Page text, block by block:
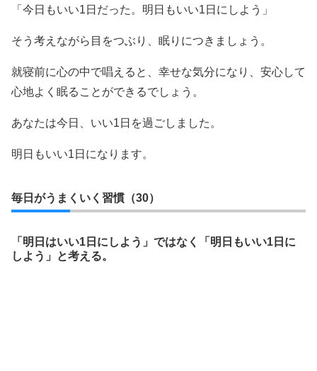
「今日もいい1日だった。明日もいい1日にしよう」
そう考えながら目をつぶり、眠りにつきましょう。
就寝前に心の中で唱えると、幸せな気分になり、安心して
心地よく眠ることができるでしょう。
あなたは今日、いい1日を過ごしました。
明日もいい1日になります。
毎日がうまくいく習慣（30）
「明日はいい1日にしよう」ではなく「明日もいい1日に
しよう」と考える。